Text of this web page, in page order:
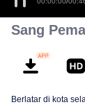
Sang
Berlatar di kota